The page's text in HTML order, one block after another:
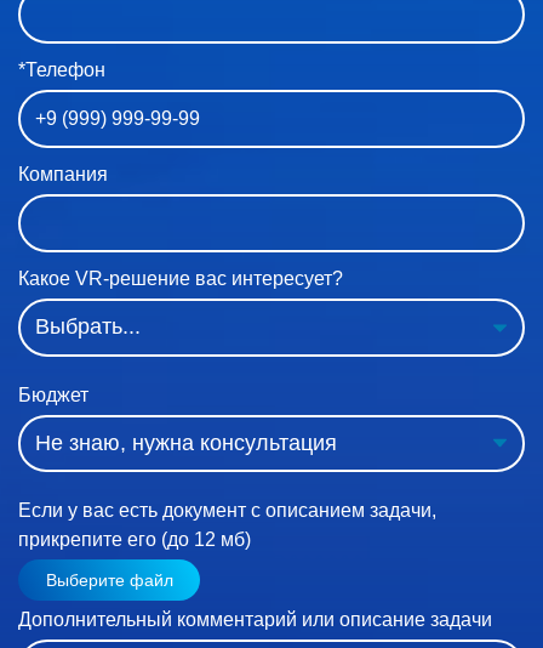
*Телефон
Компания
Какое VR-решение вас интересует?
Бюджет
Если у вас есть документ с описанием задачи,
прикрепите его (до 12 мб)
Выберите файл
Дополнительный комментарий или описание задачи